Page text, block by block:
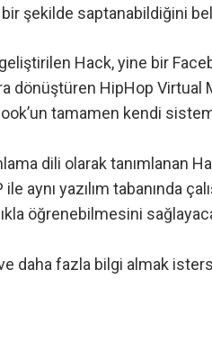
bir şekilde saptanabildiğini
Hack, yine bir
dönüştüren HipHop Virtual
tamamen kendi
dili olarak tanımlanan
aynı yazılım tabanında
öğrenebilmesini
daha fazla bilgi almak